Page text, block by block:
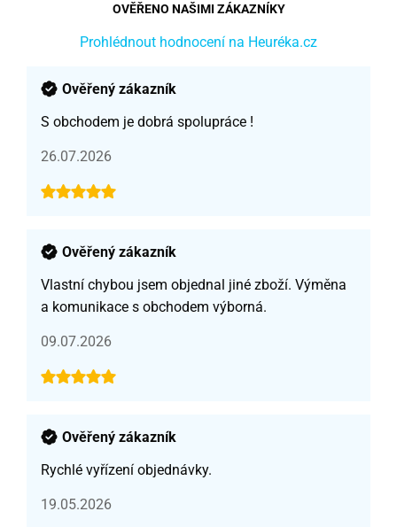
OVĚŘENO NAŠIMI ZÁKAZNÍKY
Prohlédnout hodnocení na Heuréka.cz
Ověřený zákazník
S obchodem je dobrá spolupráce !
26.07.2026
Ověřený zákazník
Vlastní chybou jsem objednal jiné zboží. Výměna
a komunikace s obchodem výborná.
09.07.2026
Ověřený zákazník
Rychlé vyřízení objednávky.
19.05.2026